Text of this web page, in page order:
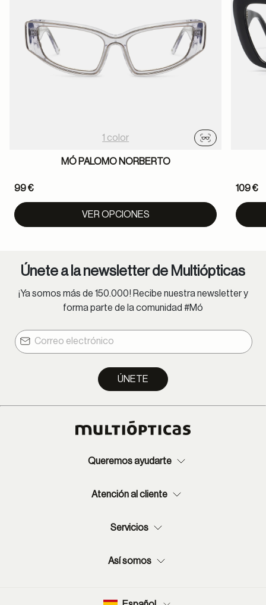
1 color
Probador
MÓ PALOMO NORBERTO
99 €
VER OPCIONES
109 €
Únete a la newsletter de Multiópticas
¡Ya somos más de 150.000! Recibe nuestra newsletter y
forma parte de la comunidad #Mó
ÚNETE
Queremos ayudarte
Atención al cliente
Servicios
Así somos